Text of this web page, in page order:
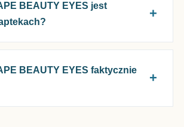
BEAUTY EYES jest
BEAUTY EYES faktycznie